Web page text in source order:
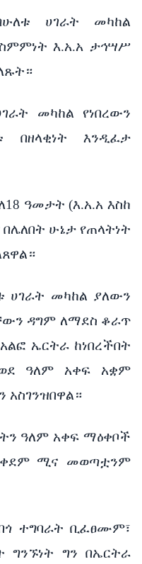
ሀገራት መካከል
እ.አ.አ ታኅሣሥ
መካከል የነበረውን
በዘላቂነት እንዲፈታ
ዓመታት (እ.አ.አ እስከ
ሁኔታ የጠላትነት
ሀገራት መካከል ያለውን
ዳግም ለማደስ ቆራጥ
ኤርትራ ከነበረችበት
ዓለም አቀፍ አቋም
ዓለም አቀፍ ማዕቀቦች
ቀደም ሚና መወጣቷንም
ተግባራት ቢፈፀሙም፣
ግንኙነት ግን በኤርትራ